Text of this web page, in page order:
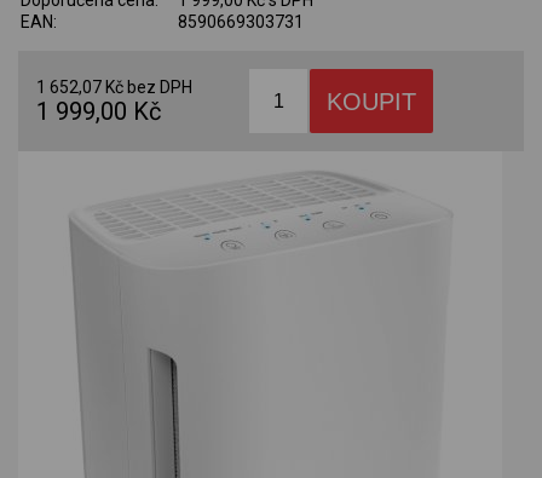
EAN:
8590669303731
1 652,07 Kč bez DPH
1 999,00 Kč